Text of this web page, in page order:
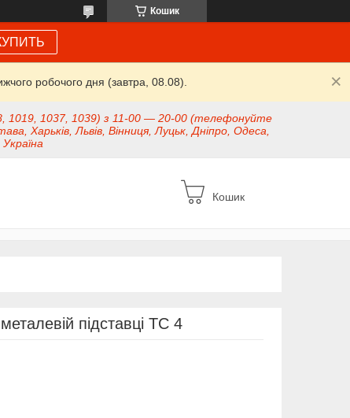
Кошик
робочого дня (завтра, 08.08).
1019, 1037, 1039) з 11-00 — 20-00 (телефонуйте
Харьків, Львів, Вінниця, Луцьк, Дніпро, Одеса,
Кошик
підставці TC 4